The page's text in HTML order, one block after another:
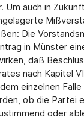
Um auch in
Die
in Münster
daß
nach Kapitel
einzelnen
ob die Partei
oder